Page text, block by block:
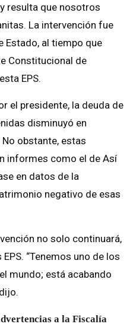
resulta que nosotros
La intervención fue
Estado, al tiempo que
Constitucional de
EPS.
el presidente, la deuda de
disminuyó en
obstante, estas
informes como el de Así
en datos de la
negativo de esas
no solo continuará,
“Tenemos uno de los
mundo; está acabando
a la Fiscalía